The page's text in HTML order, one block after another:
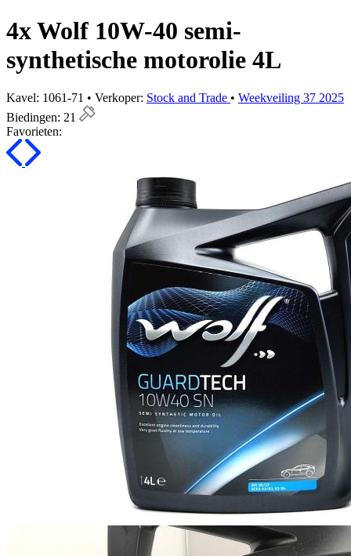
4x Wolf 10W-40 semi-
synthetische motorolie 4L
Kavel: 1061-71 • Verkoper: Stock and Trade • Weekveiling 37 2025
Biedingen: 21
Favorieten: